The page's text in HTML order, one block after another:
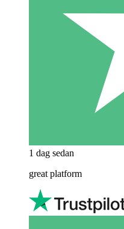
1 dag sedan
great platform